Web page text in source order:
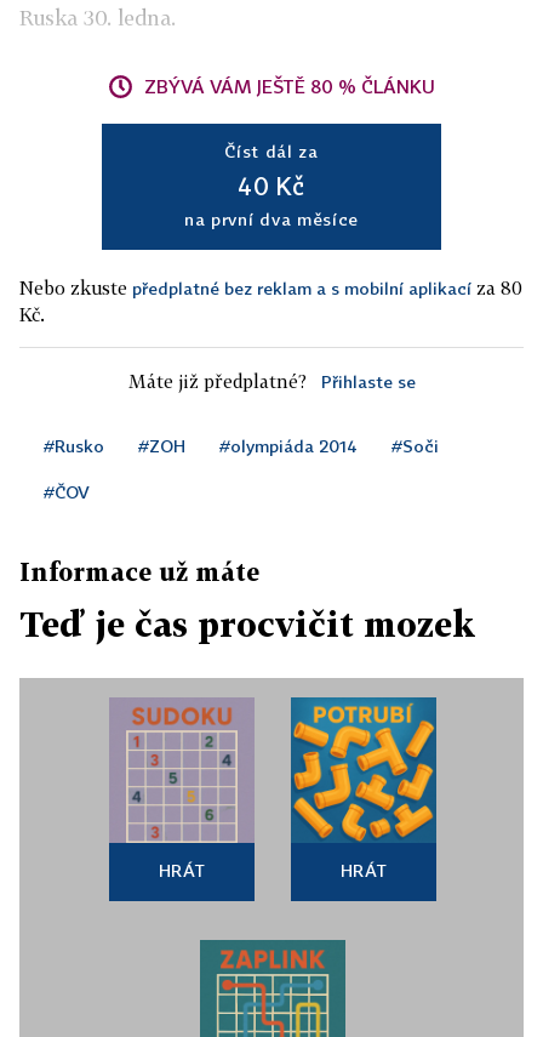
Ruska 30. ledna.
ZBÝVÁ VÁM JEŠTĚ 80 % ČLÁNKU
Číst dál za
40 Kč
na první dva měsíce
Nebo zkuste předplatné bez reklam a s mobilní aplikací za 80
Kč.
Máte již předplatné? Přihlaste se
#Rusko #ZOH #olympiáda 2014 #Soči
#ČOV
Informace už máte
Teď je čas procvičit mozek
HRÁT HRÁT